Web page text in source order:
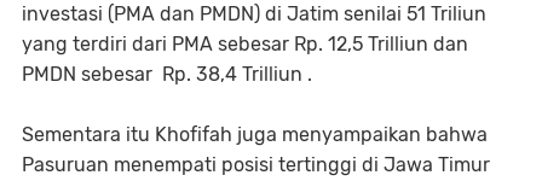
investasi (PMA dan PMDN) di Jatim senilai 51 Triliun
yang terdiri dari PMA sebesar Rp. 12,5 Trilliun dan
PMDN sebesar Rp. 38,4 Trilliun .
Sementara itu Khofifah juga menyampaikan bahwa
Pasuruan menempati posisi tertinggi di Jawa Timur